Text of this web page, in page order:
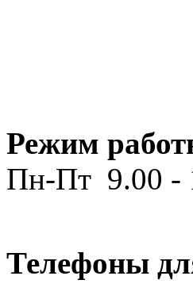
Режим
Пн-Пт 9.00 -
Телефоны